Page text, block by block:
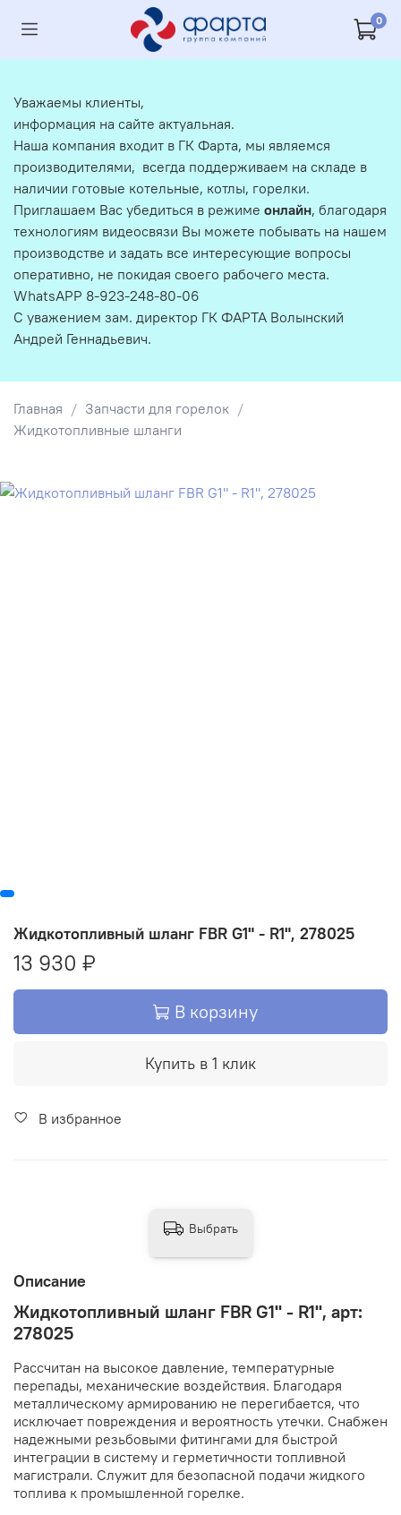
0
Главная
Запчасти для горелок
Жидкотопливные шланги
Жидкотопливный шланг FBR G1" - R1", 278025
13 930 ₽
В корзину
Купить в 1 клик
В избранное
Описание
Жидкотопливный шланг FBR G1" - R1", арт:
278025
Рассчитан на высокое давление, температурные
перепады, механические воздействия. Благодаря
металлическому армированию не перегибается, что
исключает повреждения и вероятность утечки. Снабжен
надежными резьбовыми фитингами для быстрой
интеграции в систему и герметичности топливной
магистрали. Служит для безопасной подачи жидкого
топлива к промышленной горелке.
Выбрать
Уважаемы клиенты,
информация на сайте актуальная.
Наша компания входит в ГК Фарта, мы являемся
производителями, всегда поддерживаем на складе в
наличии готовые котельные, котлы, горелки.
Приглашаем Вас убедиться в режиме онлайн, благодаря
технологиям видеосвязи Вы можете побывать на нашем
производстве и задать все интересующие вопросы
оперативно, не покидая своего рабочего места.
WhatsAPP 8-923-248-80-06
С уважением зам. директор ГК ФАРТА Волынский
Андрей Геннадьевич.